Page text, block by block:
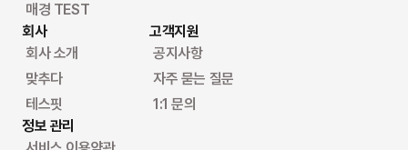
매경 TEST
회사
회사 소개
맞추다
테스핏
고객지원
공지사항
자주 묻는 질문
1:1 문의
정보 관리